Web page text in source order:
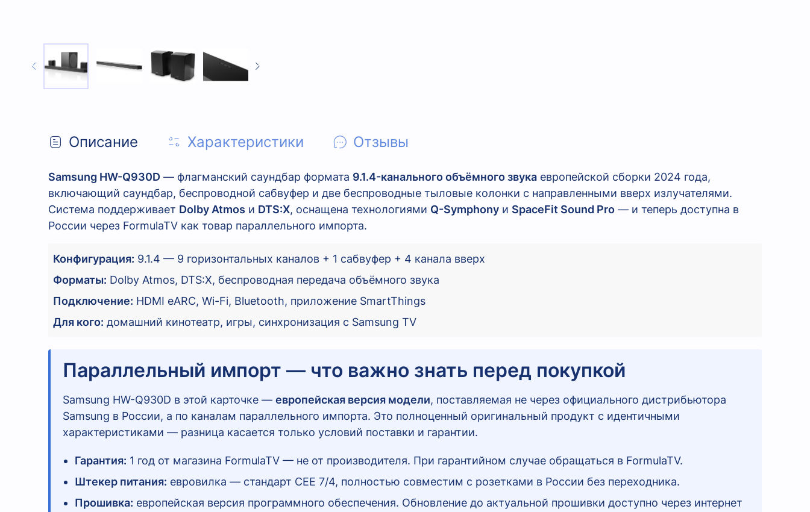
Описание Характеристики Отзывы
Samsung HW-Q930D — флагманский саундбар формата 9.1.4-канального объёмного звука европейской сборки 2024 года,
включающий саундбар, беспроводной сабвуфер и две беспроводные тыловые колонки с направленными вверх излучателями.
Система поддерживает Dolby Atmos и DTS:X, оснащена технологиями Q-Symphony и SpaceFit Sound Pro — и теперь доступна в
России через FormulaTV как товар параллельного импорта.
Конфигурация: 9.1.4 — 9 горизонтальных каналов + 1 сабвуфер + 4 канала вверх
Форматы: Dolby Atmos, DTS:X, беспроводная передача объёмного звука
Подключение: HDMI eARC, Wi-Fi, Bluetooth, приложение SmartThings
Для кого: домашний кинотеатр, игры, синхронизация с Samsung TV
Параллельный импорт — что важно знать перед покупкой
Samsung HW-Q930D в этой карточке — европейская версия модели, поставляемая не через официального дистрибьютора
Samsung в России, а по каналам параллельного импорта. Это полноценный оригинальный продукт с идентичными
характеристиками — разница касается только условий поставки и гарантии.
Гарантия: 1 год от магазина FormulaTV — не от производителя. При гарантийном случае обращаться в FormulaTV.
Штекер питания: евровилка — стандарт CEE 7/4, полностью совместим с розетками в России без переходника.
Прошивка: европейская версия программного обеспечения. Обновление до актуальной прошивки доступно через интернет